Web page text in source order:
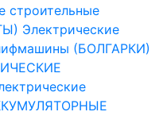
строительные
Электрические
(БОЛГАРКИ)